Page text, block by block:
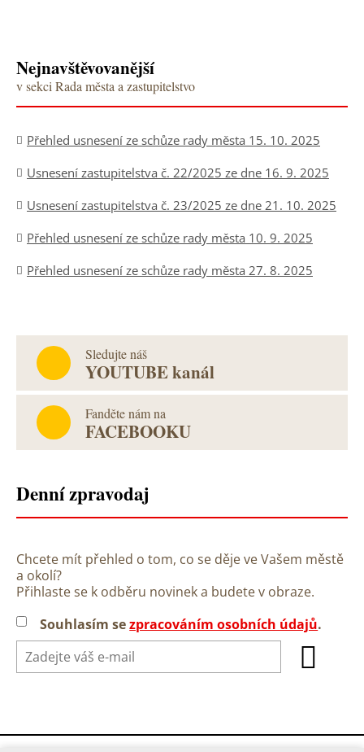
Nejnavštěvovanější
v sekci Rada města a zastupitelstvo
Přehled usnesení ze schůze rady města 15. 10. 2025
Usnesení zastupitelstva č. 22/2025 ze dne 16. 9. 2025
Usnesení zastupitelstva č. 23/2025 ze dne 21. 10. 2025
Přehled usnesení ze schůze rady města 10. 9. 2025
Přehled usnesení ze schůze rady města 27. 8. 2025
Sledujte náš
YOUTUBE kanál
Fanděte nám na
FACEBOOKU
Denní zpravodaj
Chcete mít přehled o tom, co se děje ve Vašem městě
a okolí?
Přihlaste se k odběru novinek a budete v obraze.
Souhlasím sezpracováním osobních údajů.